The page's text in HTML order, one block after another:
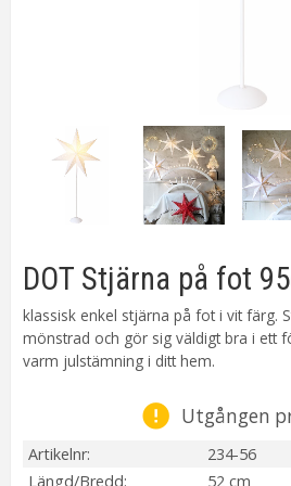
DOT Stjärna på fot
klassisk enkel stjärna på fot i vit färg.
mönstrad och gör sig väldigt bra i ett
varm julstämning i ditt hem.
Utgången
Artikelnr
234-56
Längd/Bredd
52 cm